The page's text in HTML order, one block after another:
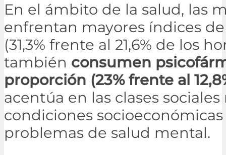
En el ámbito de la salud, las
enfrentan mayores índices
(31,3% frente al 21,6% de los
también consumen
proporción (23% frente al
acentúa en las clases
condiciones
problemas de salud mental.